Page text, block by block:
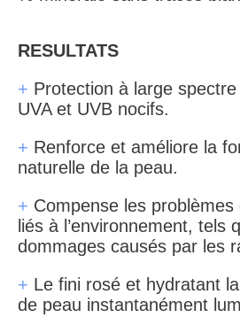
RESULTATS
+ Protection à large
UVA et UVB nocifs.
+ Renforce et améliore la
naturelle de la peau.
+ Compense les
liés à l’environnement, tels
dommages causés par les
+ Le fini rosé et hydratant
de peau instantanément